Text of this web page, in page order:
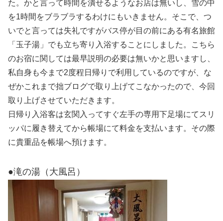
た。かと言って時間を潰せるようなお店は無いし、雪の中
を1時間をブラブラするわけにもいきません。そこで、つ
いでと言っては失礼ですがバス停が目の前にある有名旅館
「玉子湯」でも立ち寄り入浴することにしました。こちら
のお宿に関しては最早説明の必要は無いかと思いますし、
私自身も今まで2度程日帰りで利用しているのですが、な
ぜかこれまで拙ブログで取り上げてこなかったので、今回
取り上げさせていただきます。
日帰り入浴客は玄関入ってすぐ左手の専用下足場にてスリ
ッパに履き替えてから帳場にて料金を支払います。その際
に貴重品を帳場へ預けます。
●滝の湯（大風呂）